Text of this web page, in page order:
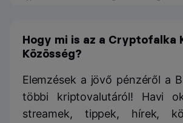
Hogy mi is az a Cryptofalka
Közösség?
Elemzések a jövő pénzéről a
többi kriptovalutáról! Havi
streamek, tippek, hírek,